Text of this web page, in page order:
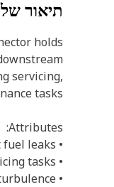
תיאור
holds
servicing,
tasks.
Attributes:
• Maintains a sealed joint to prevent fuel leaks.
• Allows easy disconnection for servicing tasks.
• Maintains flow integrity with minimal turbulence.